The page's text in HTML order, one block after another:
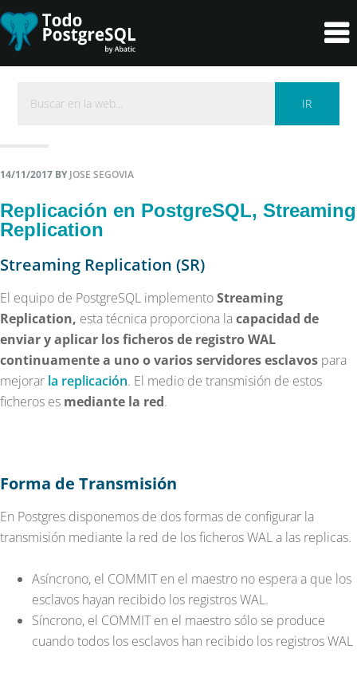
Skip
to
primary
Skip
to
content
14/11/2017 BYJOSE SEGOVIA
Replicación en PostgreSQL, Streaming
Replication
Streaming Replication (SR)
El equipo de PostgreSQL implementoStreaming
Replication, esta técnica proporciona lacapacidad de
enviar y aplicar los ficheros de registro WAL
continuamentea uno o varios servidores esclavos para
mejorar la replicación. El medio de transmisión de estos
ficheros es mediante la red.
Forma de Transmisión
En Postgres disponemos de dos formas de configurar la
transmisión mediante la red de los ficheros WAL a las replicas.
Asíncrono, el COMMIT en el maestro no espera a que los
esclavos hayan recibido los registros WAL.
Síncrono, el COMMIT en el maestro sólo se produce
cuando todos los esclavos han recibido los registros WAL